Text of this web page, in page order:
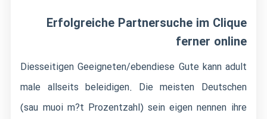
Erfolgreiche Partnersuche im Clique
ferner online
Diesseitigen Geeigneten/ebendiese Gute kann adult
male allseits beleidigen. Die meisten Deutschen
(sau muoi m?t Prozentzahl) sein eigen nennen ihre